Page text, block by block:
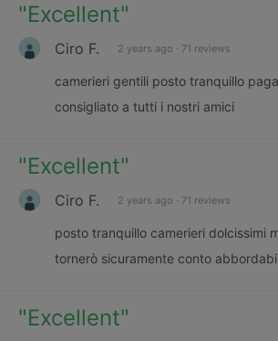
"Excellent"
Ciro F. 2 years ago · 71 reviews
camerieri gentili posto tranquillo
consigliato a tutti i nostri amici
"Excellent"
Ciro F. 2 years ago · 71 reviews
posto tranquillo camerieri dolcissimi
tornerò sicuramente conto
"Excellent"